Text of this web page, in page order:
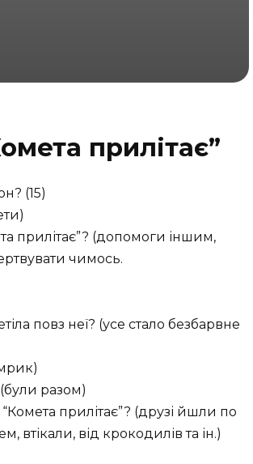
прилітає”
(15)
прилітає”? (допомоги іншим,
чимось.
повз неї? (усе стало безбарвне
разом)
прилітає”? (друзі йшли по
від крокодилів та ін.)